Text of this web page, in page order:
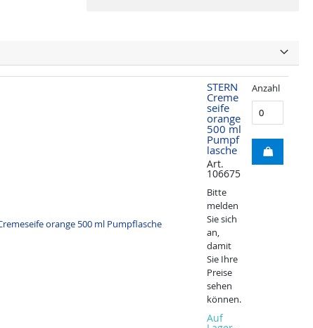
STERN
Creme
seife
orange
500 ml
Pumpf
lasche
Art.
106675
Bitte
melden
Sie sich
an,
damit
Sie Ihre
Preise
sehen
können.
Auf
Anzahl